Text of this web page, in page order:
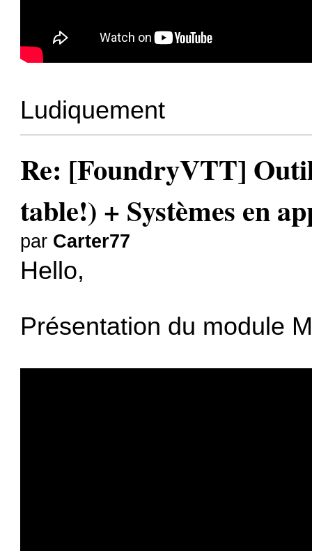
Ludiquement
Re: [FoundryVTT]
table!) + Systèmes en
par Carter77
Hello,
Présentation du module